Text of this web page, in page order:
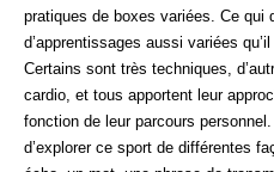
pratiques de boxes variées. Ce qui
d’apprentissages aussi variées
Certains sont très techniques,
cardio, et tous apportent leur
fonction de leur parcours
d’explorer ce sport de différentes